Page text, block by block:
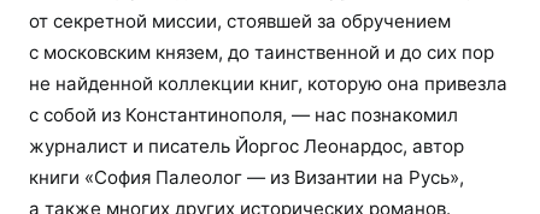
от секретной миссии, стоявшей за обручением
с московским князем, до таинственной и до сих пор
не найденной коллекции книг, которую она привезла
с собой из Константинополя, — нас познакомил
журналист и писатель Йоргос Леонардос, автор
книги «София Палеолог — из Византии на Русь»,
а также многих других исторических романов.